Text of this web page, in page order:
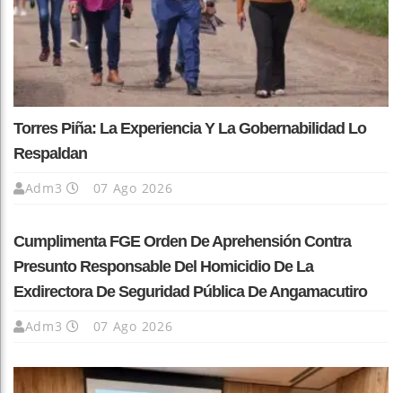
Torres Piña: La Experiencia Y La Gobernabilidad Lo
Respaldan
Adm3 07 Ago 2026
Cumplimenta FGE Orden De Aprehensión Contra
Presunto Responsable Del Homicidio De La
Exdirectora De Seguridad Pública De Angamacutiro
Adm3 07 Ago 2026